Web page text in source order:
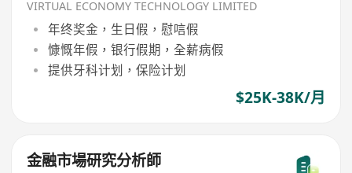
VIRTUAL ECONOMY TECHNOLOGY LIMITED
年终奖金，生日假，慰唁假
慷慨年假，银行假期，全薪病假
提供牙科计划，保险计划
$25K-38K/月
金融市場研究分析師